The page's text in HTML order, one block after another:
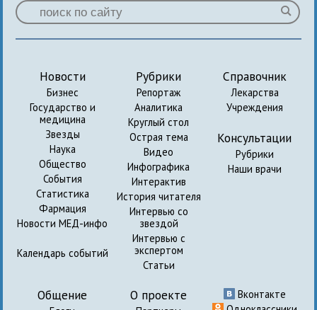
Новости
Бизнес
Государство и
медицина
Звезды
Наука
Общество
События
Статистика
Фармация
Новости МЕД-инфо
Календарь событий
Рубрики
Репортаж
Аналитика
Круглый стол
Острая тема
Видео
Инфографика
Интерактив
История читателя
Интервью со
звездой
Интервью с
экспертом
Статьи
Справочник
Лекарства
Учреждения
Консультации
Рубрики
Наши врачи
Общение О проекте
Вконтакте